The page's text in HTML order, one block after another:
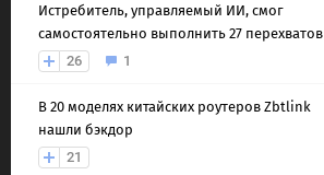
Истребитель, управляемый ИИ, смог
самостоятельно выполнить 27 перехватов
26
1
В 20 моделях китайских роутеров Zbtlink
нашли бэкдор
21